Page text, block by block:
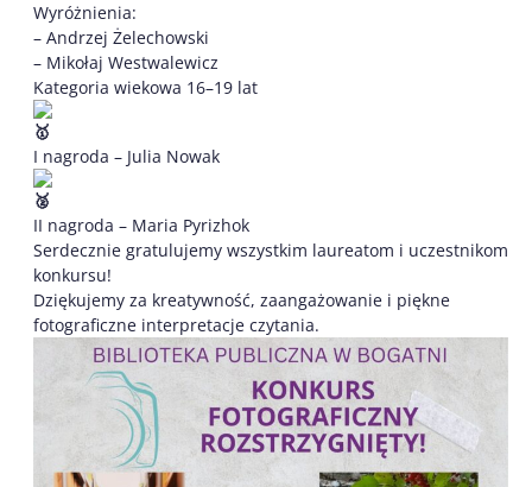
Wyróżnienia:
– Andrzej Żelechowski
– Mikołaj Westwalewicz
Kategoria wiekowa 16–19 lat
I nagroda – Julia Nowak
II nagroda – Maria Pyrizhok
Serdecznie gratulujemy wszystkim laureatom i uczestnikom
konkursu!
Dziękujemy za kreatywność, zaangażowanie i piękne
fotograficzne interpretacje czytania.